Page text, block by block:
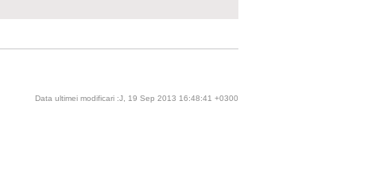
Data ultimei modificari :J, 19 Sep 2013 16:48:41 +0300